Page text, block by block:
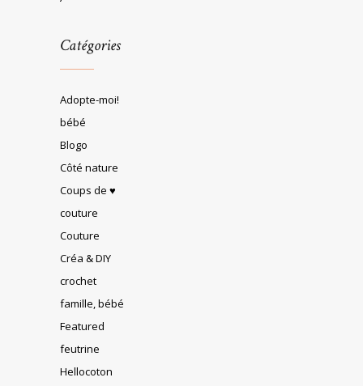
Catégories
Adopte-moi!
bébé
Blogo
Côté nature
Coups de ♥
couture
Couture
Créa & DIY
crochet
famille, bébé
Featured
feutrine
Hellocoton